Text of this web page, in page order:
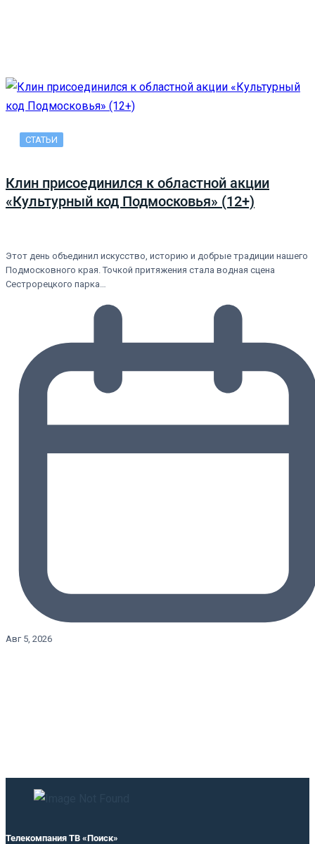
СТАТЬИ
Клин присоединился к областной акции
«Культурный код Подмосковья» (12+)
Этот день объединил искусство, историю и добрые традиции нашего
Подмосковного края. Точкой притяжения стала водная сцена
Сестрорецкого парка…
Авг 5, 2026
Телекомпания ТВ «Поиск»